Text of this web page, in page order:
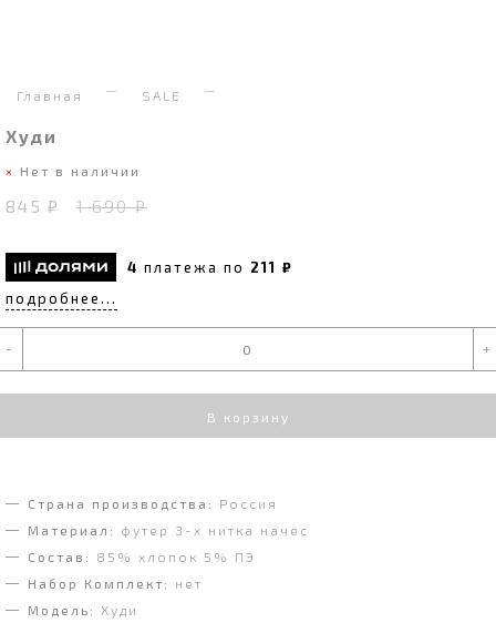
Главная SALE
Худи
Нет в наличии
845 ₽ 1 690 ₽
4 платежа по 211 ₽
подробнее...
- +
В корзину
Страна производства:
Россия
Материал:
футер 3-х нитка начес
Состав:
85% хлопок 5% ПЭ
Набор Комплект:
нет
Модель:
Худи